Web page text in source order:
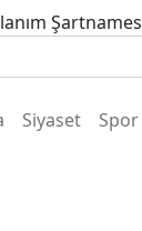
Siyaset Spor